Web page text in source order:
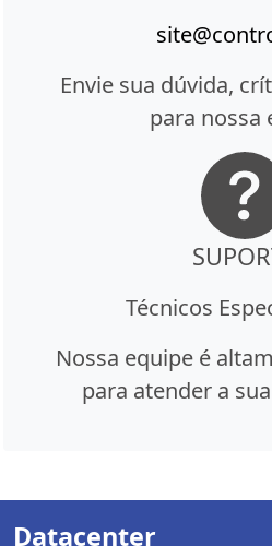
Envie sua dúvida,
para nossa
Técnicos
Nossa equipe é
para atender a
Datacenter